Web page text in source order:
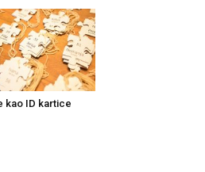
kao ID kartice